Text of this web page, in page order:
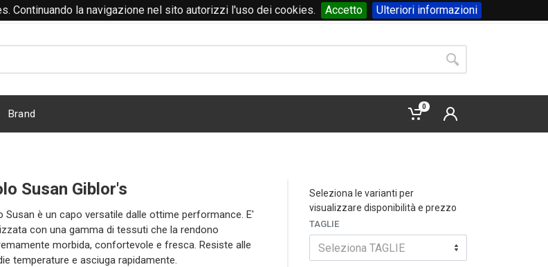
la navigazione nel sito autorizzi l'uso dei cookies. Accetto Ulteriori informazioni
Accedi oregistrati
Brand
0
Susan Giblor's
Susan è un capo versatile dalle ottime performance. E'
con una gamma di tessuti che la rendono
morbida, confortevole e fresca. Resiste alle
temperature e asciuga rapidamente.
Seleziona le varianti per
visualizzare disponibilità e prezzo
TAGLIE
Seleziona TAGLIE